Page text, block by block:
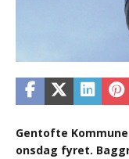
Gentofte
onsdag fyret.